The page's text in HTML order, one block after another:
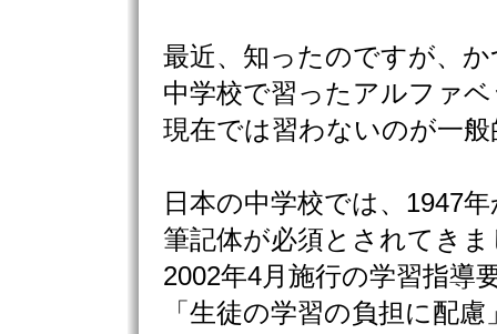
最近、知ったのですが、
中学校で習ったアルファ
現在では習わないのが一
日本の中学校では、1947
筆記体が必須とされてき
2002年4月施行の学習指導
「生徒の学習の負担に配